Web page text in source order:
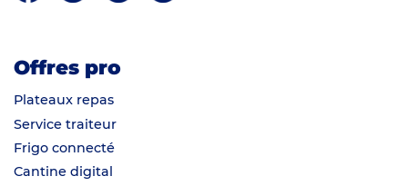
Offres pro
Plateaux repas
Service traiteur
Frigo connecté
Cantine digital